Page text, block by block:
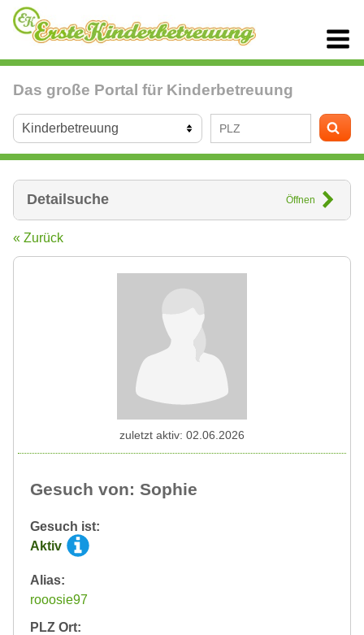
Das große Portal für Kinderbetreuung
Detailsuche Öffnen
« Zurück
Gesuch von: Sophie
Gesuch ist:
Aktiv
Alias:
rooosie97
PLZ Ort:
zuletzt aktiv: 02.06.2026